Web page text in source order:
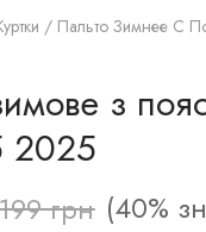
/ Пальто Зимнее С
з
2025
грн (40%